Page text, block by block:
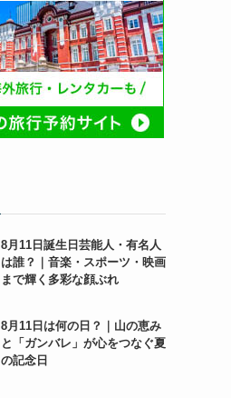
8月11日誕生日芸能人・有名人
は誰？｜音楽・スポーツ・映画
まで輝く多彩な顔ぶれ
8月11日は何の日？｜山の恵み
と「ガンバレ」が心をつなぐ夏
の記念日